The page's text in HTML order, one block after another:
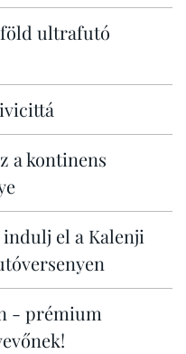
ultrafutó
a kontinens
el a Kalenji
- prémium